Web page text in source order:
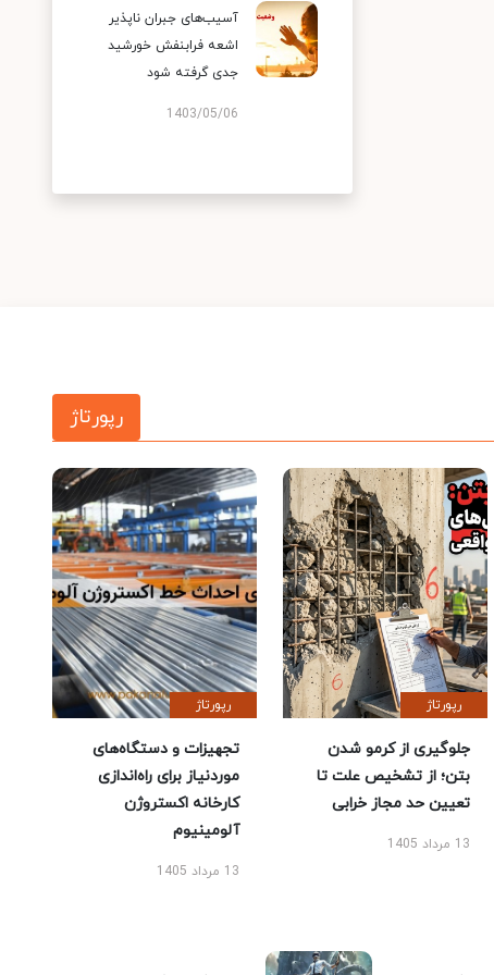
آسیب‌های جبران ناپذیر
اشعه فرابنفش خورشید
جدی گرفته شود
1403/05/06
رپورتاژ
رپورتاژ
جلوگیری از کرمو شدن
بتن؛ از تشخیص علت تا
تعیین حد مجاز خرابی
13 مرداد 1405
رپورتاژ
تجهیزات و دستگاه‌های
موردنیاز برای راه‌اندازی
کارخانه اکستروژن
آلومینیوم
13 مرداد 1405